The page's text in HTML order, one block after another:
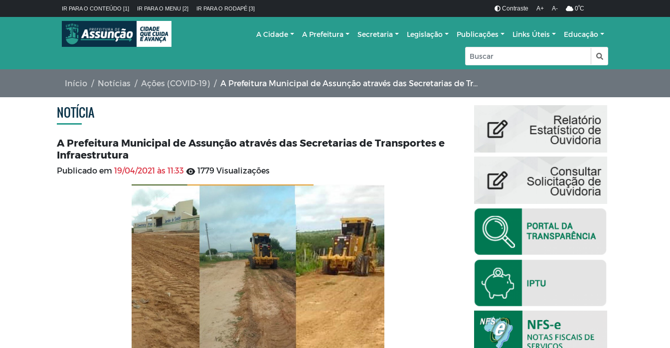
IR PARA O CONTEÚDO [1] IR PARA O MENU [2] IR PARA O RODAPÉ [3] Contraste A+ A- 0ºC
A Cidade A Prefeitura Secretaria Legislação Publicações Links Úteis Educação
Início Notícias Ações (COVID-19) A Prefeitura Municipal de Assunção através das Secretarias de Transportes e Infraestrutura
NOTÍCIA
A Prefeitura Municipal de Assunção através das Secretarias de Transportes e
Infraestrutura
Publicado em 19/04/2021 às 11:33 1779 Visualizações